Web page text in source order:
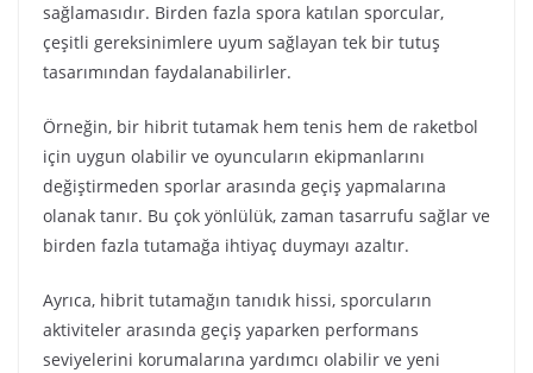
sağlamasıdır. Birden fazla spora katılan sporcular,
çeşitli gereksinimlere uyum sağlayan tek bir tutuş
tasarımından faydalanabilirler.
Örneğin, bir hibrit tutamak hem tenis hem de raketbol
için uygun olabilir ve oyuncuların ekipmanlarını
değiştirmeden sporlar arasında geçiş yapmalarına
olanak tanır. Bu çok yönlülük, zaman tasarrufu sağlar ve
birden fazla tutamağa ihtiyaç duymayı azaltır.
Ayrıca, hibrit tutamağın tanıdık hissi, sporcuların
aktiviteler arasında geçiş yaparken performans
seviyelerini korumalarına yardımcı olabilir ve yeni